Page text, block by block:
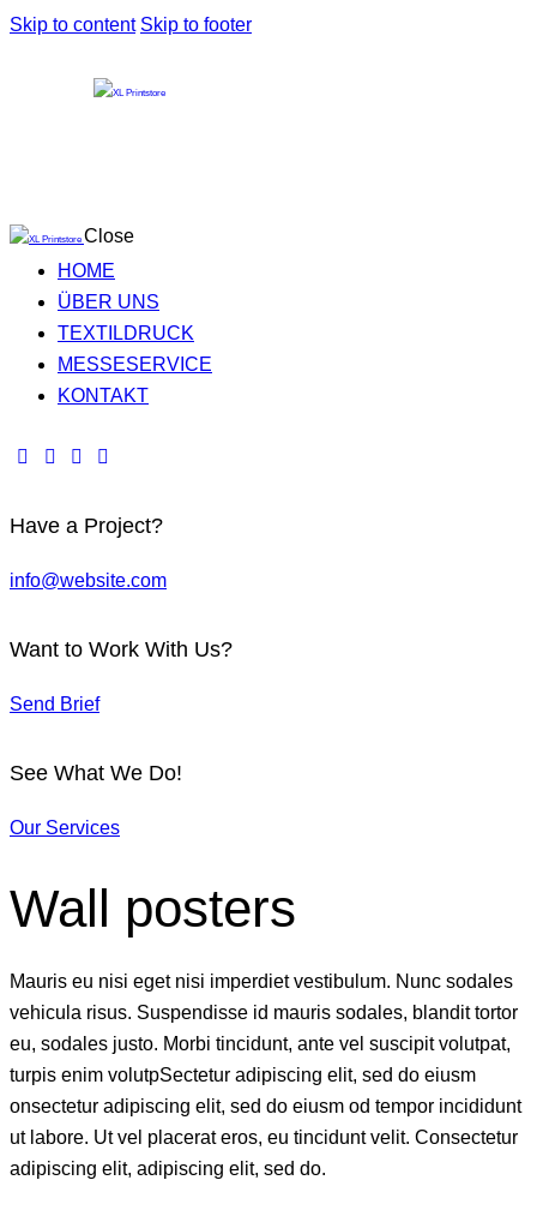
Skip to content Skip to footer
Close
HOME
ÜBER UNS
TEXTILDRUCK
MESSESERVICE
KONTAKT
Have a Project?
info@website.com
Want to Work With Us?
Send Brief
See What We Do!
Our Services
Wall posters
Mauris eu nisi eget nisi imperdiet vestibulum. Nunc sodales
vehicula risus. Suspendisse id mauris sodales, blandit tortor
eu, sodales justo. Morbi tincidunt, ante vel suscipit volutpat,
turpis enim volutpSectetur adipiscing elit, sed do eiusm
onsectetur adipiscing elit, sed do eiusm od tempor incididunt
ut labore. Ut vel placerat eros, eu tincidunt velit. Consectetur
adipiscing elit, adipiscing elit, sed do.